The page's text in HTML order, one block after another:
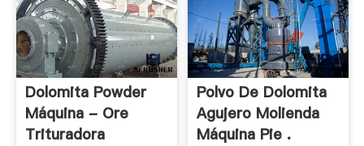
Dolomita Powder
Máquina - Ore
Trituradora
Polvo De Dolomita
Agujero Molienda
Máquina Pie .